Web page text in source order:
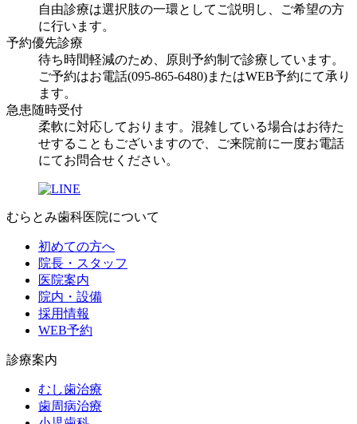
自由診療は選択肢の一環としてご説明し、ご希望の方
に行います。
予約優先診療
待ち時間軽減のため、原則予約制で診療しています。
ご予約はお電話(095-865-6480)またはWEB予約にて承り
ます。
急患随時受付
柔軟に対応しております。混雑している場合はお待た
せすることもございますので、ご来院前に一度お電話
にてお問合せください。
むらとみ歯科医院について
初めての方へ
院長・スタッフ
医院案内
院内・設備
採用情報
WEB予約
診療案内
むし歯治療
歯周病治療